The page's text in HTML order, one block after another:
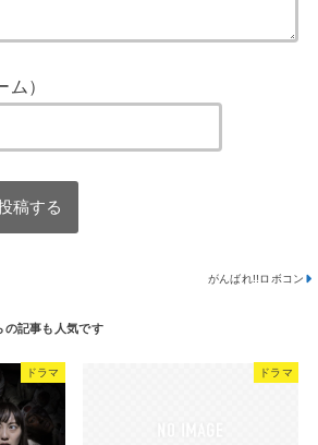
）
がんばれ!!ロボコン
ドラマ ドラマ